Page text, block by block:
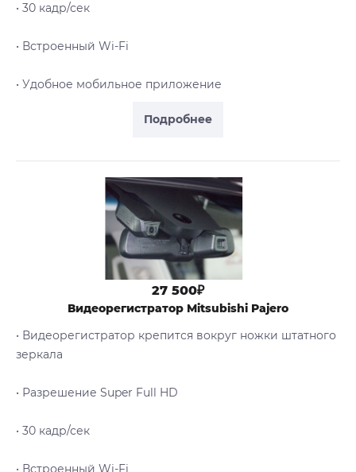
Подробнее
• 30 кадр/сек
• Встроенный Wi-Fi
• Удобное мобильное приложение
27 500₽
Видеорегистратор Mitsubishi Pajero
• Видеорегистратор крепится вокруг ножки штатного
зеркала
• Разрешение Super Full HD
• 30 кадр/сек
• Встроенный Wi-Fi